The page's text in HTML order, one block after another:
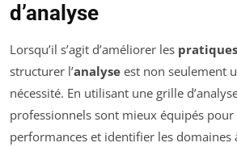
d’analyse
Lorsqu’il s’agit d’améliorer les
structurer l’analyse est non seulement
nécessité. En utilisant une grille
professionnels sont mieux équipés
performances et identifier les domaines